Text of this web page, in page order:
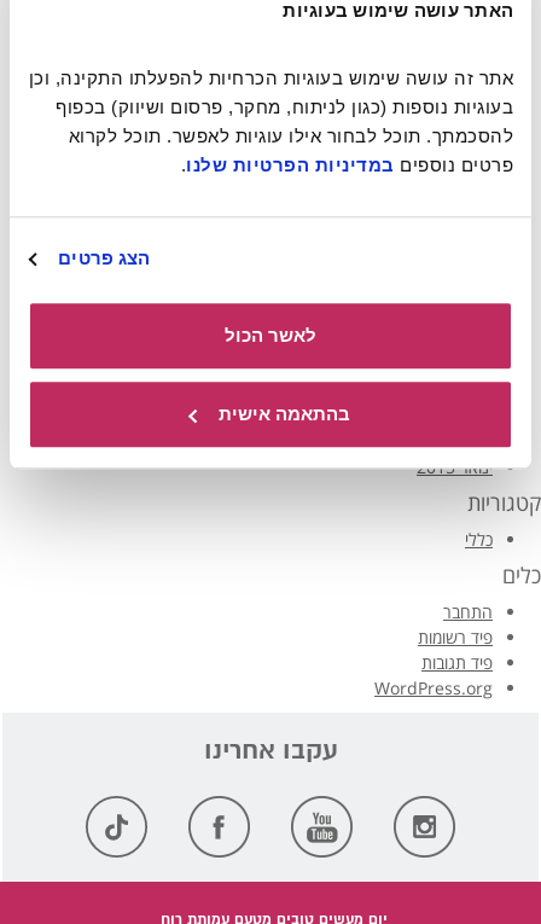
האתר עושה שימוש בעוגיות
פרטים נוספים במדיניות הפרטיות שלנו.
הצג פרטים
לאשר הכול
בהתאמה אישית
מרץ 2020
נובמבר 2018
מאי 2018
אפריל 2018
דצמבר 2017
אוקטובר 2017
דצמבר 2016
מרץ 2016
ינואר 2016
ינואר 2015
קטגוריות
כללי
כלים
התחבר
פיד רשומות
פיד תגובות
WordPress.org
יום מעשים טובים מטעם עמותת רוח